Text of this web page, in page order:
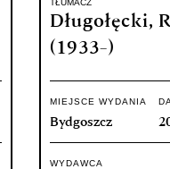
TŁUMACZ
Długołęcki,
(1933-)
MIEJSCE WYDANIA
Bydgoszcz
WYDAWCA